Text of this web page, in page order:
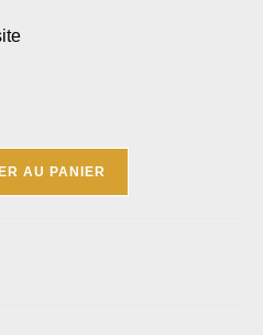
AU PANIER